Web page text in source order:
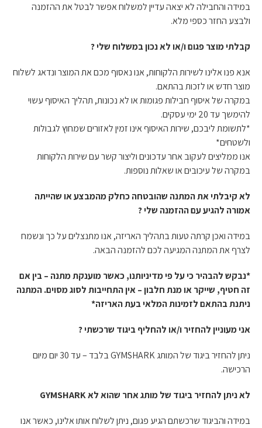
במידה והחבילה לא יצאה עדיין למשלוח אפשר לבטל את ההזמנה
ולבצע החזר כספי מלא.
קבלתי מוצר פגום ו/או לא נכון במשלוח שלי ?
אנא פנו אלינו לשירות הלקוחות, אנו נאסוף מכם את המוצר ונדאג לשלוח
מוצר חדש או לזכות בהתאם.
במקרה של איסוף חבילות פגומות או לא נכונות, תהליך האיסוף עשוי
להימשך עד 20 ימי עסקים.
*לתשומת ליבכם, שירות האיסוף אינו זמין לאזורים שמחוץ לגבולות
ולשטחים*
אנו ממליצים לעקוב אחר עדכונים וליצור קשר עם שירות הלקוחות
במקרה של עיכובים או שאלות נוספות.
לא קיבלתי את המתנה שהובטחה כחלק מהמבצע או שהייתה
אמורה להגיע עם ההזמנה שלי ?
במידה ואכן קרתה טעות בתהליך האריזה, אנו מתנצלים על כך ונשמח
לצרף את המתנה המגיעה לכם להזמנה הבאה.
*נבקש להבהיר כי על פי מדיניותנו, כאשר מוענקת מתנה – בין אם
זה חטיף, שייקר או מנת חלבון – אין התחייבות לסוג מסוים. המתנה
ניתנת בהתאם לזמינות המלאי בעת האריזה*
אני מעוניין להחזיר ו/או להחליף ביגוד שרכשתי ?
ניתן להחזיר ביגוד של המותג GYMSHARK בלבד – עד 30 יום מיום
הרכישה.
לא ניתן להחזיר ביגוד של מותג אחר שהוא לא GYMSHARK
במידה והביגוד שרכשתם הגיע פגום, ניתן לשלוח אותו אלינו, כאשר אנו